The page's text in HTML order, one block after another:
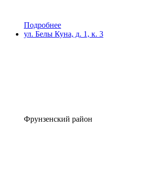
Подробнее
ул. Белы Куна, д. 1, к. 3
Фрунзенский район